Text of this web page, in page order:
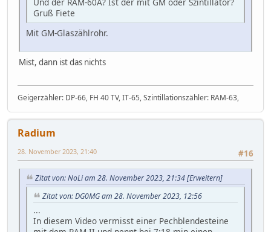
Gruß Fiete
Mit GM-Glaszählrohr.
Norbert
Mist, dann ist das nichts
Geigerzähler: DP-66, FH 40 TV, IT-65, Szintillationszähler: RAM-63,
Radium
#16
28. November 2023, 21:40
Zitat von: NoLi am 28. November 2023, 21:34[Erweitern]
Zitat von: DG0MG am 28. November 2023, 12:56
...
In diesem Video vermisst einer Pechblendesteine